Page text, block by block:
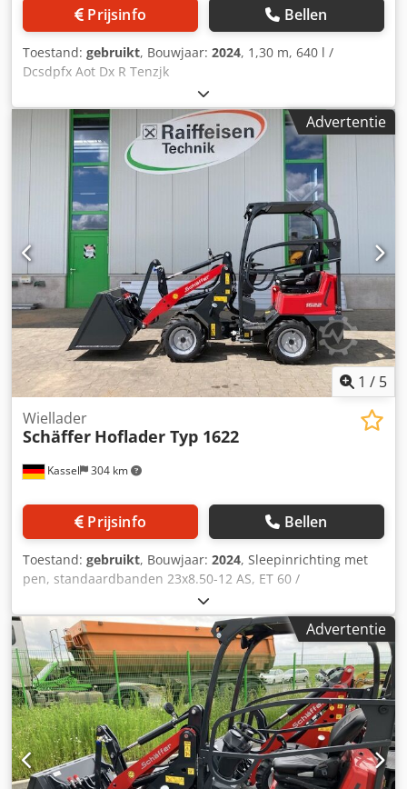
Prijsinfo Bellen
Toestand: gebruikt, Bouwjaar: 2024, 1,30 m, 640 l /
Dcsdpfx Aot Dx R Tenzjk
Advertentie
1 / 5
Kassel 304 km
Wiellader
Schäffer Hoflader Typ 1622
Prijsinfo Bellen
Toestand: gebruikt, Bouwjaar: 2024, Sleepinrichting met
pen, standaardbanden 23x8.50-12 AS, ET 60 /
aanbouwframe voor wiellader-WS type SWH, hydraulische
lichtgoedbak mini, rechthoekig 0,90 m / 315 l met
bestuurdersbeschermdak, Kubota dieselmotor D902 16,2
kW = 22 pk, First Edition uitrusting. Dcodpfx Ajtvf Raonzjk
Advertentie